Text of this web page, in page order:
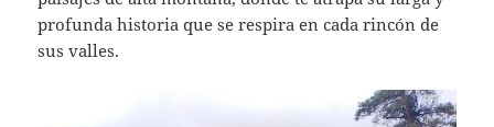
profunda historia que se respira en cada rincón de
sus valles.